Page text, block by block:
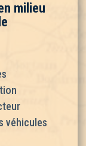
milieu
véhicules